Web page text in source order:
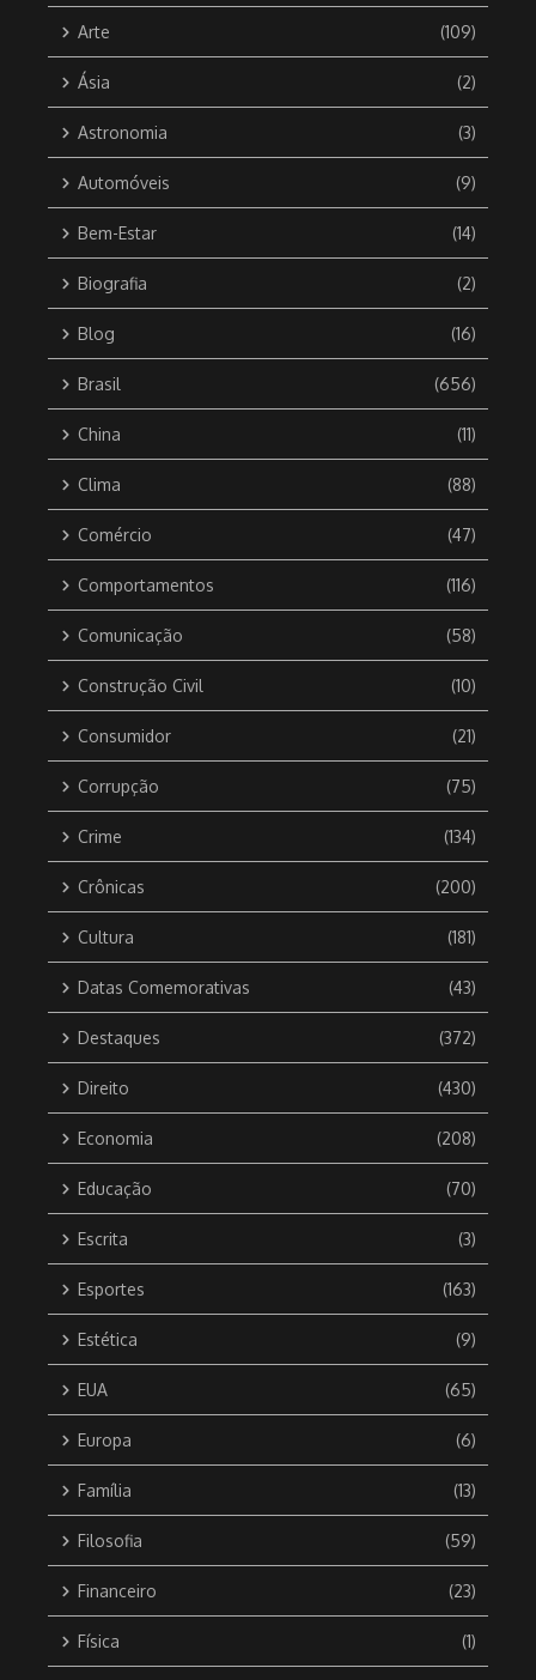
Arte (109)
Ásia (2)
Astronomia (3)
Automóveis (9)
Bem-Estar (14)
Biografia (2)
Blog (16)
Brasil (656)
China (11)
Clima (88)
Comércio (47)
Comportamentos (116)
Comunicação (58)
Construção Civil (10)
Consumidor (21)
Corrupção (75)
Crime (134)
Crônicas (200)
Cultura (181)
Datas Comemorativas (43)
Destaques (372)
Direito (430)
Economia (208)
Educação (70)
Escrita (3)
Esportes (163)
Estética (9)
EUA (65)
Europa (6)
Família (13)
Filosofia (59)
Financeiro (23)
Física (1)